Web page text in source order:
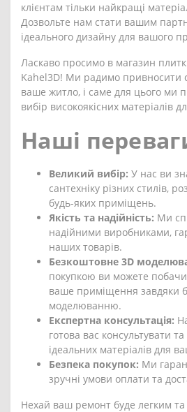
клієнтам тільки найкращі
Дозвольте нам стати вашим
ідеального дизайну для вашого
Ласкаво просимо в магазин
Kahel3D! Ми радимо привносити
ваше житло, і саме для цього ми
вибір високоякісних матеріалів
Наші
Великий вибір: У нас ви
сантехніку різних стилів,
будь-яких приміщень.
Якість та надійність: Ми
надійними виробниками,
наших товарів.
Безкоштовне 3D
покупкою ви можете
ваше приміщення завдяки
моделюванню.
Експертна консультація:
готова вас консультувати
ідеальних матеріалів для
Безпека покупок: Ми
зручні умови оплати та
Нехай ваш ремонт буде легким